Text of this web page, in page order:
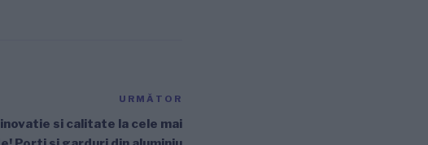
următor
URMĂTOR
si calitate la cele mai